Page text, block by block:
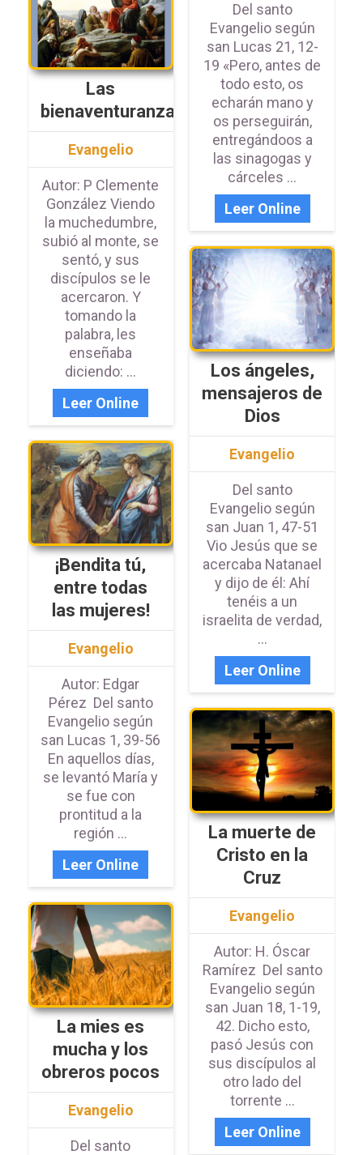
Del santo
Evangelio según
san Lucas 21, 12-
19 «Pero, antes de
todo esto, os
echarán mano y
os perseguirán,
entregándoos a
las sinagogas y
cárceles ...
Leer Online
Las
bienaventuranzas
Evangelio
Autor: P Clemente
González Viendo
la muchedumbre,
subió al monte, se
sentó, y sus
discípulos se le
acercaron. Y
tomando la
palabra, les
enseñaba
diciendo: ...
Leer Online
Los ángeles,
mensajeros de
Dios
Evangelio
Del santo
Evangelio según
san Juan 1, 47-51
Vio Jesús que se
acercaba Natanael
y dijo de él: Ahí
tenéis a un
israelita de verdad,
...
Leer Online
¡Bendita tú,
entre todas
las mujeres!
Evangelio
Autor: Edgar
Pérez Del santo
Evangelio según
san Lucas 1, 39-56
En aquellos días,
se levantó María y
se fue con
prontitud a la
región ...
Leer Online
La muerte de
Cristo en la
Cruz
Evangelio
Autor: H. Óscar
Ramírez Del santo
Evangelio según
san Juan 18, 1-19,
42. Dicho esto,
pasó Jesús con
sus discípulos al
otro lado del
torrente ...
Leer Online
La mies es
mucha y los
obreros pocos
Evangelio
Del santo